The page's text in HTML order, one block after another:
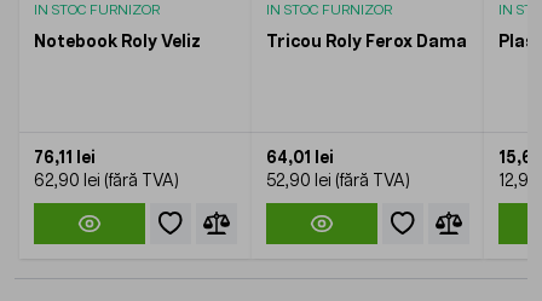
IN STOC FURNIZOR
Notebook Roly Veliz
76,11 lei
62,90 lei
IN STOC FURNIZOR
Tricou Roly Ferox Dama
64,01 lei
52,90 lei
IN